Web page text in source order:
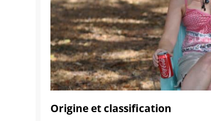
Origine et classification